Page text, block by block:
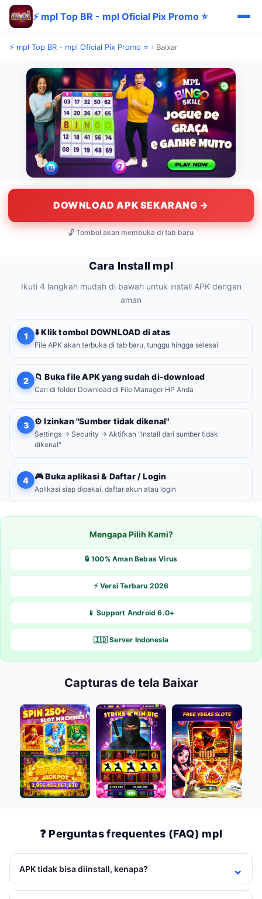
⚡ mpl Top BR - mpl Oficial Pix Promo ⭐
⚡ mpl Top BR - mpl Oficial Pix Promo ⭐ › Baixar
DOWNLOAD APK SEKARANG →
🔓 Tombol akan membuka di tab baru
Cara Install mpl
Ikuti 4 langkah mudah di bawah untuk install APK dengan
aman
1 ⬇️ Klik tombol DOWNLOAD di atas
File APK akan terbuka di tab baru, tunggu hingga selesai
2 📁 Buka file APK yang sudah di-download
Cari di folder Download di File Manager HP Anda
3 ⚙️ Izinkan "Sumber tidak dikenal"
Settings → Security → Aktifkan "Install dari sumber tidak
dikenal"
4 🎮 Buka aplikasi & Daftar / Login
Aplikasi siap dipakai, daftar akun atau login
Mengapa Pilih Kami?
🔒 100% Aman Bebas Virus
⚡ Versi Terbaru 2026
📱 Support Android 6.0+
🇮🇩 Server Indonesia
Capturas de tela Baixar
❓ Perguntas frequentes (FAQ) mpl
APK tidak bisa diinstall, kenapa?